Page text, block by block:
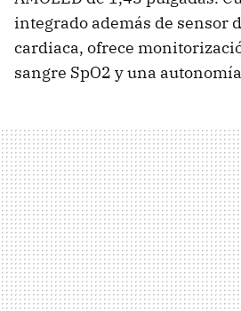
integrado además de sensor
cardiaca, ofrece
sangre SpO2 y una